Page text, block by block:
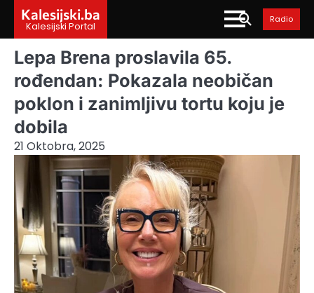
content
Kalesijski.ba
Kalesijski Portal
Radio
Lepa Brena proslavila 65.
rođendan: Pokazala neobičan
poklon i zanimljivu tortu koju je
dobila
21 Oktobra, 2025